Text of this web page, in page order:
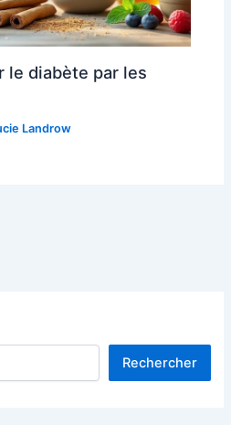
le diabète par les
Landrow
Rechercher